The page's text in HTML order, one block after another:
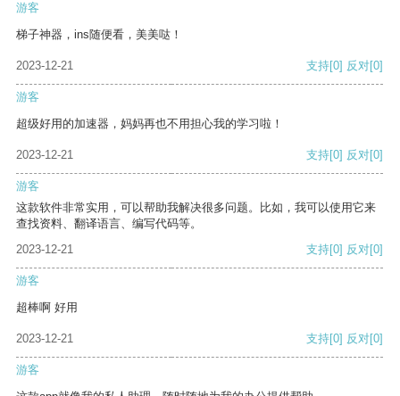
游客
梯子神器，ins随便看，美美哒！
2023-12-21 支持[0] 反对[0]
游客
超级好用的加速器，妈妈再也不用担心我的学习啦！
2023-12-21 支持[0] 反对[0]
游客
这款软件非常实用，可以帮助我解决很多问题。比如，我可以使用它来
查找资料、翻译语言、编写代码等。
2023-12-21
支持[0] 反对[0]
游客
超棒啊 好用
2023-12-21 支持[0] 反对[0]
游客